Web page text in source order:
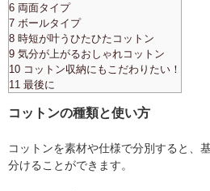
6 両面タイプ
7 ボールタイプ
8 時短が叶うひたひたコットン
9 気分が上がるおしゃれコットン
10 コットン収納にもこだわりたい！
11 最後に
コットンの種類と使い方
コットンを素材や仕様で分別すると、
分けることができます。